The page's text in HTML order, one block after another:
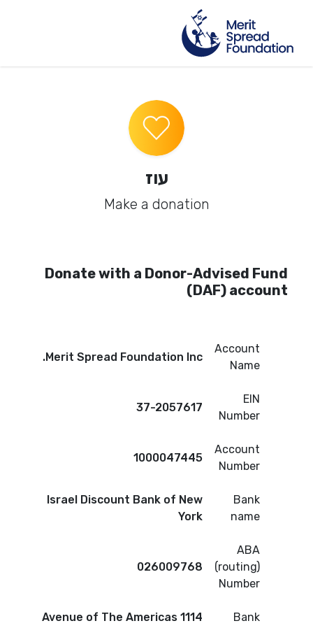
עוז
Make a donation
Donate with a Donor-Advised Fund
(DAF) account
Account
Name
Merit Spread Foundation Inc.
EIN
Number
37-2057617
Account
Number
1000047445
Bank
name
Israel Discount Bank of New
York
ABA
(routing)
Number
026009768
Bank
1114 Avenue of The Americas